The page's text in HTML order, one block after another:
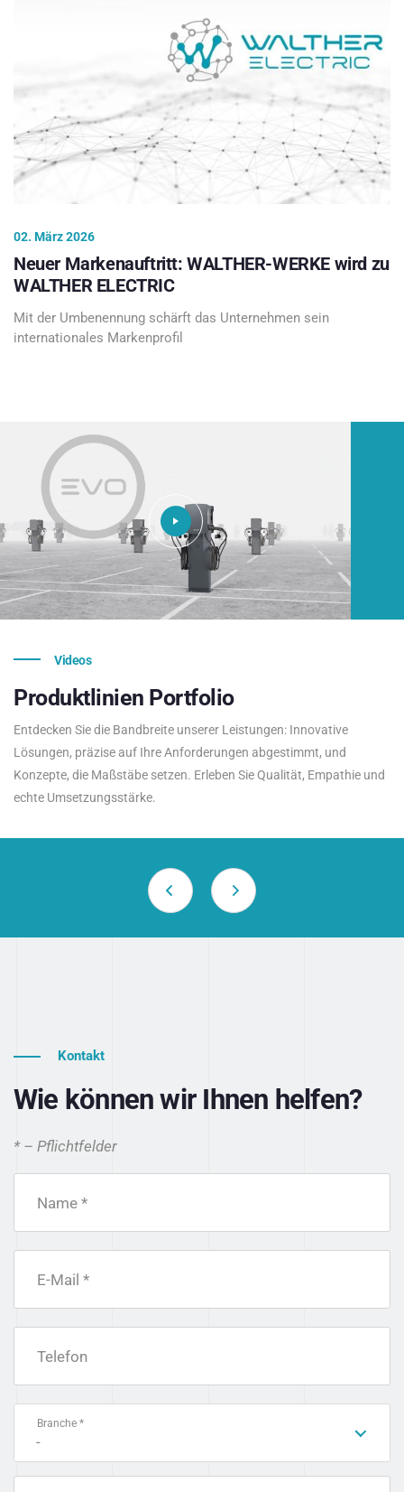
02. März 2026
Neuer Markenauftritt: WALTHER-WERKE wird zu
WALTHER ELECTRIC
Mit der Umbenennung schärft das Unternehmen sein
internationales Markenprofil
Videos
Produktlinien Portfolio
Entdecken Sie die Bandbreite unserer Leistungen: Innovative
Lösungen, präzise auf Ihre Anforderungen abgestimmt, und
Konzepte, die Maßstäbe setzen. Erleben Sie Qualität, Empathie und
echte Umsetzungsstärke.
Kontakt
Wie können wir Ihnen helfen?
* – Pflichtfelder
Name *
E-Mail *
Telefon
Branche *
-